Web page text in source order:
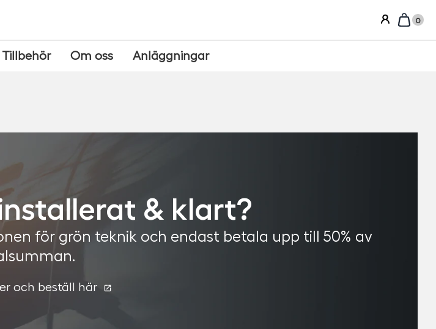
0
Tillbehör Om oss Anläggningar
& klart?
för grön teknik och endast betala upp till 50% av
och beställ här